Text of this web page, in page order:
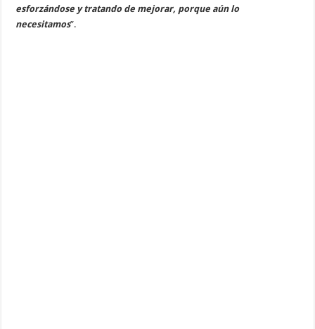
esforzándose y tratando de mejorar, porque aún lo
necesitamos”.